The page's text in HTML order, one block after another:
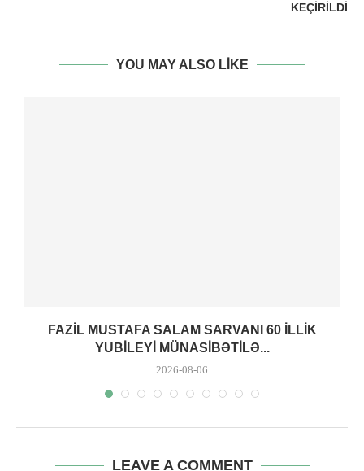
KEÇIRILDI
YOU MAY ALSO LIKE
FAZIL MUSTAFA SALAM SARVANI 60 ILLIK
YUBILEYI MÜNASIBƏTILƏ...
2026-08-06
LEAVE A COMMENT